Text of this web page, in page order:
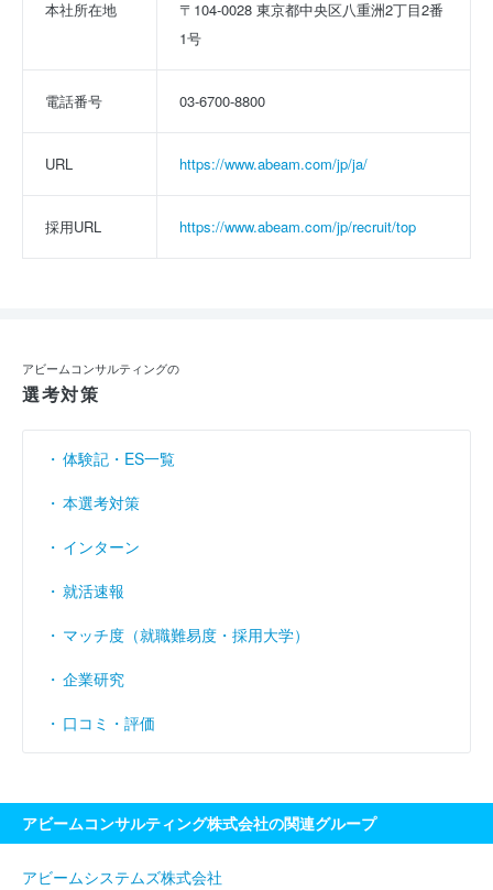
本社所在地
〒104-0028 東京都中央区八重洲2丁目2番
1号
電話番号 03-6700-8800
URL https://www.abeam.com/jp/ja/
採用URL https://www.abeam.com/jp/recruit/top
アビームコンサルティングの
選考対策
体験記・ES一覧
本選考対策
インターン
就活速報
マッチ度（就職難易度・採用大学）
企業研究
口コミ・評価
アビームコンサルティング株式会社の関連グループ
アビームシステムズ株式会社